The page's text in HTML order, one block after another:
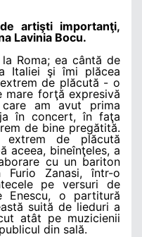
artişti importanţi,
Lavinia Bocu.
Roma; ea cântă de
Italiei şi îmi plăcea
de plăcută - o
forţă expresivă
am avut prima
în concert, în faţa
de bine pregătită.
de plăcută
aceea, bineînţeles, a
cu un bariton
Zanasi, într-o
pe versuri de
Enescu, o partitură
suită de lieduri a
atât pe muzicienii
din sală.